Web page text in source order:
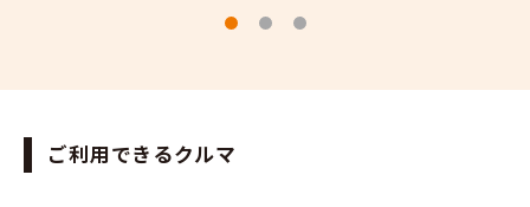
ご利用できるクルマ